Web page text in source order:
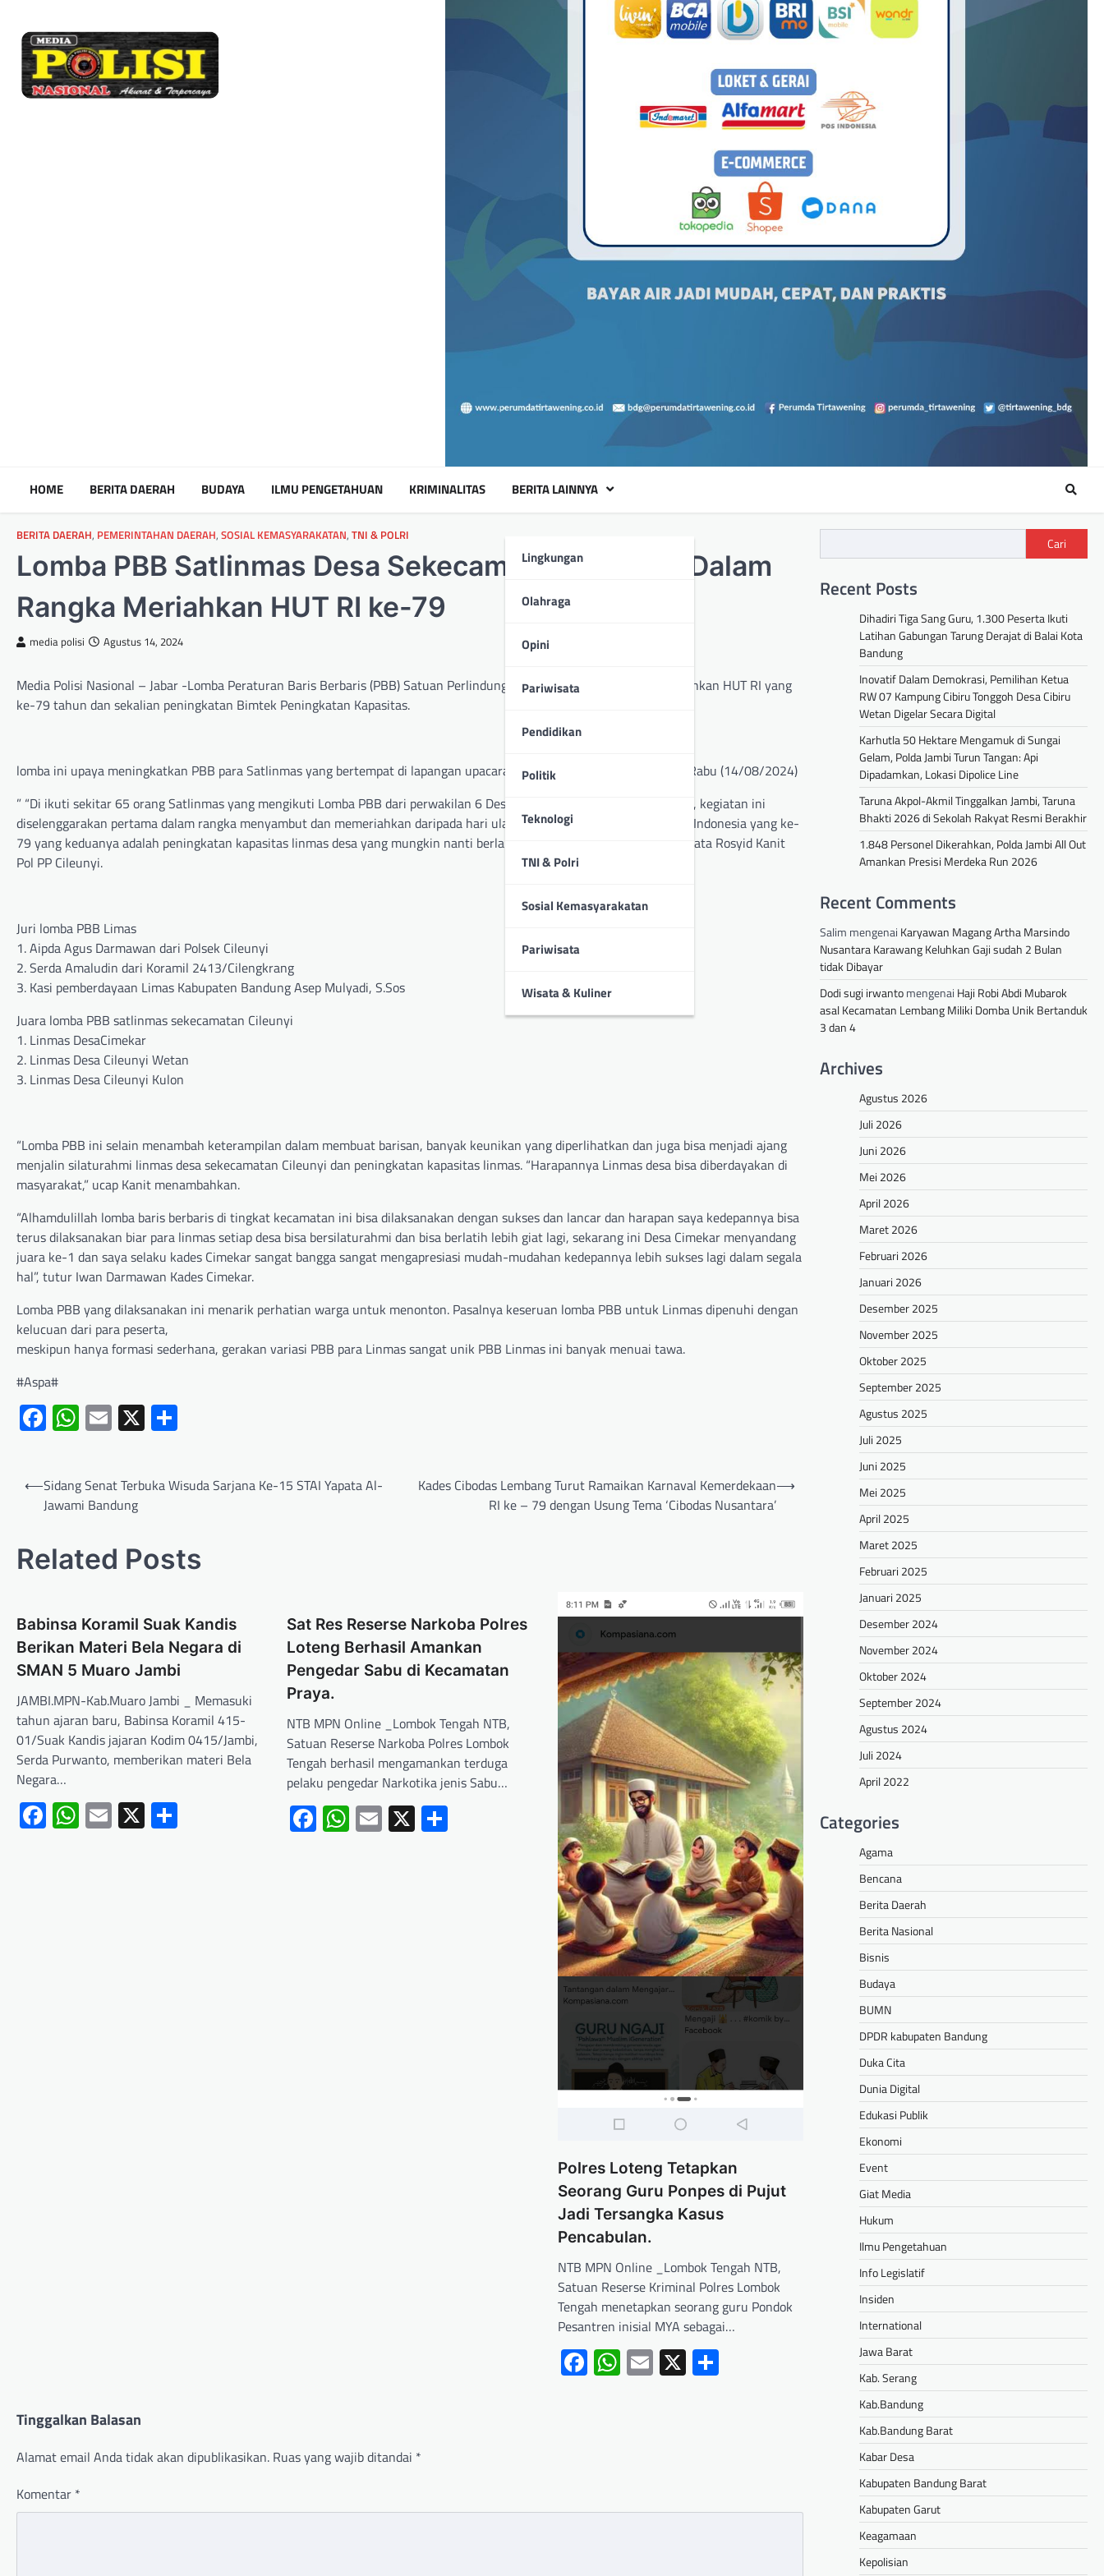
HOME BERITA DAERAH BUDAYA ILMU PENGETAHUAN KRIMINALITAS BERITA LAINNYA
Lingkungan
Olahraga
Opini
Pariwisata
Pendidikan
Politik
Teknologi
TNI & Polri
Sosial Kemasyarakatan
Pariwisata
Wisata & Kuliner
BERITA DAERAH, PEMERINTAHAN DAERAH, SOSIAL KEMASYARAKATAN, TNI & POLRI
Lomba PBB Satlinmas Desa Sekecamatan Cileunyi Dalam
Rangka Meriahkan HUT RI ke-79
media polisi Agustus 14, 2024
Media Polisi Nasional – Jabar -Lomba Peraturan Baris Berbaris (PBB) Satuan Perlindungan Masyarakat (Satlinmas) meriahkan HUT RI yang
ke-79 tahun dan sekalian peningkatan Bimtek Peningkatan Kapasitas.
lomba ini upaya meningkatkan PBB para Satlinmas yang bertempat di lapangan upacara Kecamatan Cileunyi.
Rabu (14/08/2024)
” “Di ikuti sekitar 65 orang Satlinmas yang mengikuti Lomba PBB dari perwakilan 6 Desa yang ada di Kecamatan Cileunyi, kegiatan ini
diselenggarakan pertama dalam rangka menyambut dan memeriahkan daripada hari ulang tahun kemerdekaan Republik Indonesia yang ke-
79 yang keduanya adalah peningkatan kapasitas linmas desa yang mungkin nanti berlanjut pada kegiatan di outbound”, kata Rosyid Kanit
Pol PP Cileunyi.
Juri lomba PBB Limas
1. Aipda Agus Darmawan dari Polsek Cileunyi
2. Serda Amaludin dari Koramil 2413/Cilengkrang
3. Kasi pemberdayaan Limas Kabupaten Bandung Asep Mulyadi, S.Sos
Juara lomba PBB satlinmas sekecamatan Cileunyi
1. Linmas DesaCimekar
2. Linmas Desa Cileunyi Wetan
3. Linmas Desa Cileunyi Kulon
“Lomba PBB ini selain menambah keterampilan dalam membuat barisan, banyak keunikan yang diperlihatkan dan juga bisa menjadi ajang
menjalin silaturahmi linmas desa sekecamatan Cileunyi dan peningkatan kapasitas linmas. “Harapannya Linmas desa bisa diberdayakan di
masyarakat,” ucap Kanit menambahkan.
“Alhamdulillah lomba baris berbaris di tingkat kecamatan ini bisa dilaksanakan dengan sukses dan lancar dan harapan saya kedepannya bisa
terus dilaksanakan biar para linmas setiap desa bisa bersilaturahmi dan bisa berlatih lebih giat lagi, sekarang ini Desa Cimekar menyandang
juara ke-1 dan saya selaku kades Cimekar sangat bangga sangat mengapresiasi mudah-mudahan kedepannya lebih sukses lagi dalam segala
hal”, tutur Iwan Darmawan Kades Cimekar.
Lomba PBB yang dilaksanakan ini menarik perhatian warga untuk menonton. Pasalnya keseruan lomba PBB untuk Linmas dipenuhi dengan
kelucuan dari para peserta,
meskipun hanya formasi sederhana, gerakan variasi PBB para Linmas sangat unik PBB Linmas ini banyak menuai tawa.
#Aspa#
Facebook
WhatsApp
Email
X
⟵Sidang Senat Terbuka Wisuda Sarjana Ke-15 STAI Yapata Al-
Jawami Bandung
Kades Cibodas Lembang Turut Ramaikan Karnaval Kemerdekaan
RI ke – 79 dengan Usung Tema ‘Cibodas Nusantara’
⟶
Related Posts
Babinsa Koramil Suak Kandis
Berikan Materi Bela Negara di
SMAN 5 Muaro Jambi
JAMBI.MPN-Kab.Muaro Jambi _ Memasuki
tahun ajaran baru, Babinsa Koramil 415-
01/Suak Kandis jajaran Kodim 0415/Jambi,
Serda Purwanto, memberikan materi Bela
Negara…
Facebook
WhatsApp
Email
X
Sat Res Reserse Narkoba Polres
Loteng Berhasil Amankan
Pengedar Sabu di Kecamatan
Praya.
NTB MPN Online _Lombok Tengah NTB,
Satuan Reserse Narkoba Polres Lombok
Tengah berhasil mengamankan terduga
pelaku pengedar Narkotika jenis Sabu…
Facebook
WhatsApp
Email
X
‎Polres Loteng Tetapkan
Seorang Guru Ponpes di Pujut
Jadi Tersangka Kasus
Pencabulan.
‎NTB MPN Online _Lombok Tengah NTB,
Satuan Reserse Kriminal Polres Lombok
Tengah menetapkan seorang guru Pondok
Pesantren inisial MYA sebagai…
Facebook
WhatsApp
Email
X Share
Tinggalkan Balasan
Alamat email Anda tidak akan dipublikasikan. Ruas yang wajib ditandai *
Komentar *
Cari
Recent Posts
Dihadiri Tiga Sang Guru, 1.300 Peserta Ikuti
Latihan Gabungan Tarung Derajat di Balai Kota
Bandung
Inovatif Dalam Demokrasi, Pemilihan Ketua
RW 07 Kampung Cibiru Tonggoh Desa Cibiru
Wetan Digelar Secara Digital
Karhutla 50 Hektare Mengamuk di Sungai
Gelam, Polda Jambi Turun Tangan: Api
Dipadamkan, Lokasi Dipolice Line
Taruna Akpol-Akmil Tinggalkan Jambi, Taruna
Bhakti 2026 di Sekolah Rakyat Resmi Berakhir
1.848 Personel Dikerahkan, Polda Jambi All Out
Amankan Presisi Merdeka Run 2026
Recent Comments
Salim mengenai Karyawan Magang Artha Marsindo
Nusantara Karawang Keluhkan Gaji sudah 2 Bulan
tidak Dibayar
Dodi sugi irwantomengenai Haji Robi Abdi Mubarok
asal Kecamatan Lembang Miliki Domba Unik Bertanduk
3 dan 4
Archives
Agustus 2026
Juli 2026
Juni 2026
Mei 2026
April 2026
Maret 2026
Februari 2026
Januari 2026
Desember 2025
November 2025
Oktober 2025
September 2025
Agustus 2025
Juli 2025
Juni 2025
Mei 2025
April 2025
Maret 2025
Februari 2025
Januari 2025
Desember 2024
November 2024
Oktober 2024
September 2024
Agustus 2024
Juli 2024
April 2022
Categories
Agama
Bencana
Berita Daerah
Berita Nasional
Bisnis
Budaya
BUMN
DPDR kabupaten Bandung
Duka Cita
Dunia Digital
Edukasi Publik
Ekonomi
Event
Giat Media
Hukum
Ilmu Pengetahuan
Info Legislatif
Insiden
International
Jawa Barat
Kab. Serang
Kab.Bandung
Kab.Bandung Barat
Kabar Desa
Kabupaten Bandung Barat
Kabupaten Garut
Keagamaan
Kepolisian